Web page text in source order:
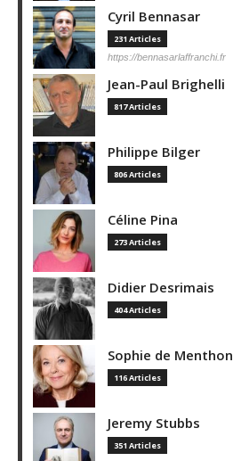
Cyril Bennasar
231 Articles
https://bennasarlaffranchi.fr
Jean-Paul Brighelli
817 Articles
Philippe Bilger
806 Articles
Céline Pina
273 Articles
Didier Desrimais
404 Articles
Sophie de Menthon
116 Articles
Jeremy Stubbs
351 Articles